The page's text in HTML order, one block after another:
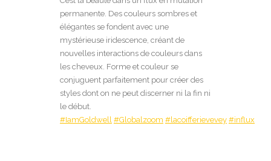
permanente. Des couleurs sombres et
élégantes se fondent avec une
mystérieuse iridescence, créant de
nouvelles interactions de couleurs dans
les cheveux. Forme et couleur se
conjuguent parfaitement pour créer des
styles dont on ne peut discerner ni la fin ni
le début.
#IamGoldwell #Globalzoom #lacoifferievevey #influx